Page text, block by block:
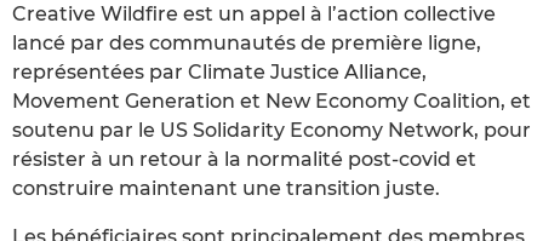
Creative Wildfire est un appel à l’action collective
lancé par des communautés de première ligne,
représentées par Climate Justice Alliance,
Movement Generation et New Economy Coalition, et
soutenu par le US Solidarity Economy Network, pour
résister à un retour à la normalité post-covid et
construire maintenant une transition juste.